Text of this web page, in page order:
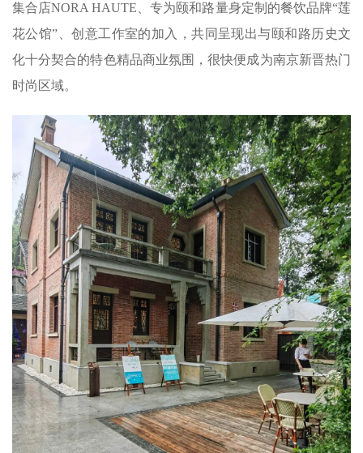
集合店NORA HAUTE、专为颐和路量身定制的餐饮品牌“莲
花公馆”、创意工作室的加入，共同呈现出与颐和路历史文
化十分契合的特色精品商业氛围，很快便成为南京新晋热门
时尚区域。